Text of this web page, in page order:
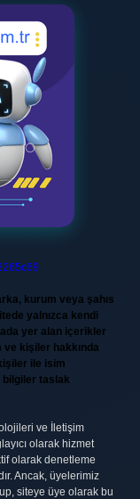
kurum veya şahıs
yalnızca kendi
yer alan içerikler
ve kişiler hakkında
ile isim
bilgiler taslak
ve İletişim
olarak hizmet
olarak denetleme
Ancak, üyelerimiz
siteye üye olarak bu